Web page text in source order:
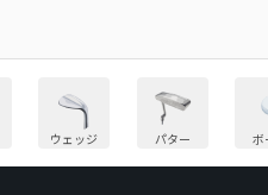
ウェッジ パター ボ